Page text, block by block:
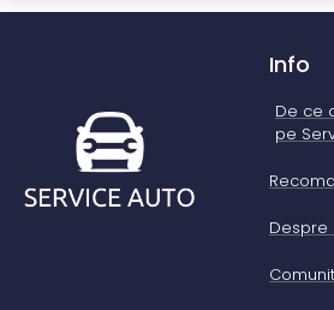
Info
De ce
pe
Despre